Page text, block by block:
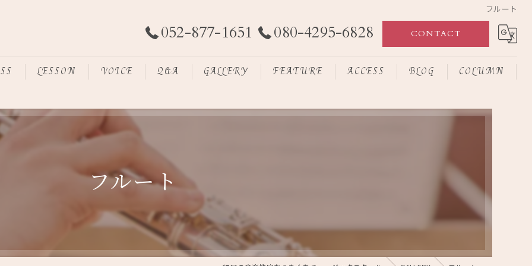
フルート
052-877-1651 080-4295-6828 CONTACT
LESSON VOICE Q&A GALLERY FEATURE
楽器
プライベート
ACCESS BLOG COLUMN
フルート